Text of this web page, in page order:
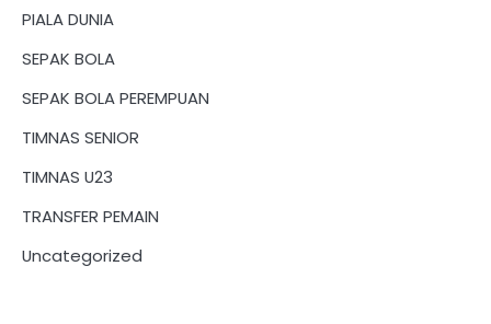
PIALA DUNIA
SEPAK BOLA
SEPAK BOLA PEREMPUAN
TIMNAS SENIOR
TIMNAS U23
TRANSFER PEMAIN
Uncategorized